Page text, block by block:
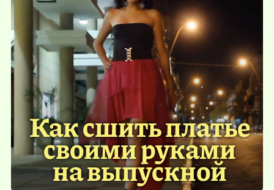
Как сшить платье
своими руками
на выпускной